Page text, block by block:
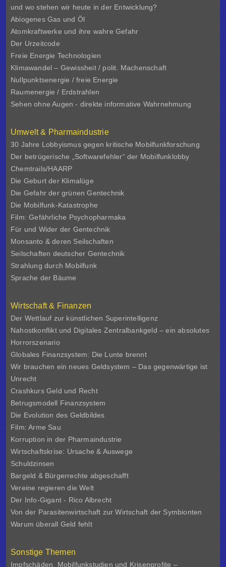
und wo stehen wir heute in der Entwicklung?
Abiogenes Gas und Öl
Atomkraftwerke und ihre wahre Gefahr
Der Urzeitcode
Freie Energie Technologien
Klimawandel – Gewissheit / polit. Machenschaft
Nullpunktsenergie / freie Energie
Raumenergie / Erdstrahlen
Sehen ohne Augen - direkte informative Wahrnehmung
Umwelt & Pharmaindustrie
30 Jahre Lobbyismus gegen kritische Mobilfunkforschung
Der betrügerische „Softwarefehler“ der Mobilfunklobby
Chemtrails/HAARP
Die Geburt der Klimalüge
Die Gefahr der grünen Gentechnik
Die Mobilfunk-Katastrophe
Film: Gefährliche Psychopharmaka
Für und Wider der Gentechnik
Monsanto & deren Seilschaften
Seilschaften deutscher Gentechnik
Strahlung durch Mobilfunk
Sprache der Bäume
Wirtschaft & Finanzen
Der Wettlauf zur künstlichen Superintelligenz
Nahostkonflikt und Digitales Zentralbankgeld – ein absolutes
Horrorszenario
Globales Finanzsystem: Die Lunte brennt
Wir brauchen ein neues Geldsystem – Das gegenwärtige ist
Unrecht
Crashkurs Geld und Recht
Betrugsmodell Finanzsystem
Die Evolution des Geldbildes
Film: Arme Sau
Korruption in der Pharmaindustrie
Wirtschaftskrise: Ursache & Auswege
Schuldzinsen
Bargeld & Bürgerrechte abgeschafft
Vereine regieren die Welt
Der Info-Gigant - Rico Albrecht
Von der Parasitenwirtschaft zur Wirtschaft der Symbionten
Warum überall Geld fehlt
Sonstige Themen
Impfschäden, Mobilfunkstudien und Krisenprofite –